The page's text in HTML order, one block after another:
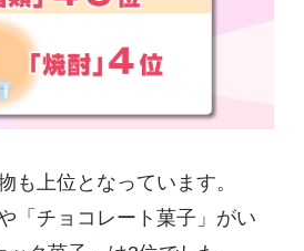
も上位となっています。
「チョコレート菓子」がい